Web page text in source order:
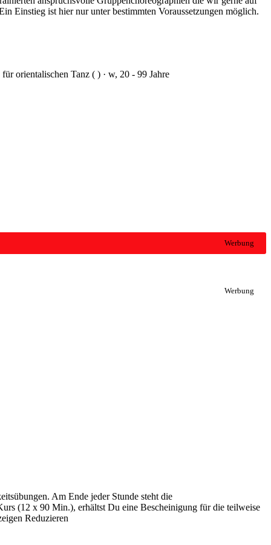
orientalischen Tanz ( ) · w, 20 - 99 Jahre
Werbung
Werbung
Am Ende jeder Stunde steht die
(12 x 90 Min.), erhältst Du eine Bescheinigung für die teilweise
Reduzieren